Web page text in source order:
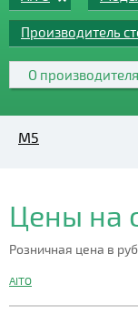
Производитель
О
M5
Цены на
Розничная цена в
AITO